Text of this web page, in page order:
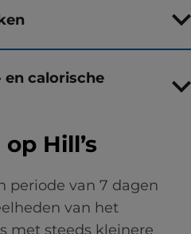
en calorische
Hill’s
periode van 7 dagen
van het
met steeds kleinere